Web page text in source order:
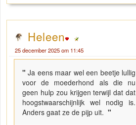
Heleen
25 december 2025 om 11:45
"Ja eens maar wel een beetje lullig
voor de moederhond als die nu
geen hulp zou krijgen terwijl dat dat
hoogstwaarschijnlijk wel nodig is.
Anders gaat ze de pijp uit. "